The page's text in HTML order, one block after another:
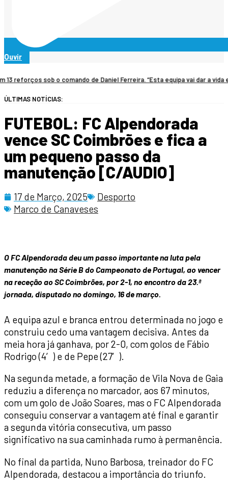
Ouvir
sob o comando de Daniel Ferreira. “Esta equipa vai dar a vida em campo”
ÚLTIMAS NOTÍCIAS:
FUTEBOL: FC Alpendorada
vence SC Coimbrões e fica a
um pequeno passo da
manutenção [C/AUDIO]
17 de Março, 2025
Desporto
Marco de Canaveses
O FC Alpendorada deu um passo importante na luta pela
manutenção na Série B do Campeonato de Portugal, ao vencer
na receção ao SC Coimbrões, por 2-1, no encontro da 23.ª
jornada, disputado no domingo, 16 de março.
A equipa azul e branca entrou determinada no jogo e
construiu cedo uma vantagem decisiva. Antes da
meia hora já ganhava, por 2-0, com golos de Fábio
Rodrigo (4′) e de Pepe (27′).
Na segunda metade, a formação de Vila Nova de Gaia
reduziu a diferença no marcador, aos 67 minutos,
com um golo de João Soares, mas o FC Alpendorada
conseguiu conservar a vantagem até final e garantir
a segunda vitória consecutiva, um passo
significativo na sua caminhada rumo à permanência.
No final da partida, Nuno Barbosa, treinador do FC
Alpendorada, destacou a importância do triunfo.